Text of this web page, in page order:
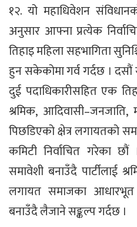
१२. यो महाधिवेशन
अनुसार आफ्ना प्रत्येक
तिहाइ महिला सहभागिता
हुन सकेकोमा गर्व गर्दछ । दसौं
दुई पदाधिकारीसहित एक
श्रमिक,
पिछडिएको क्षेत्र लगायतको
कमिटी निर्वाचित गरेका
समावेशी बनाउँदै पार्टीलाई
लगायत समाजका
बनाउँदै लैजाने सङ्कल्प गर्दछ ।